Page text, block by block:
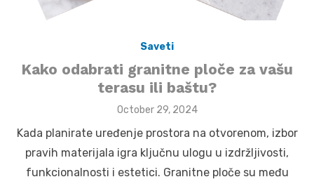
Saveti
Kako odabrati granitne ploče za vašu
terasu ili baštu?
Posted
October 29, 2024
Kada planirate uređenje prostora na otvorenom, izbor
pravih materijala igra ključnu ulogu u izdržljivosti,
funkcionalnosti i estetici. Granitne ploče su među